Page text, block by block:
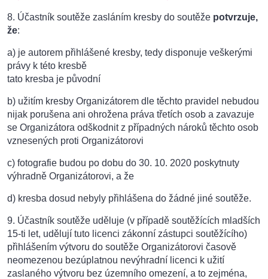
8. Účastník soutěže zasláním kresby do soutěže potvrzuje,
že:
a) je autorem přihlášené kresby, tedy disponuje veškerými
právy k této kresbě
tato kresba je původní
b) užitím kresby Organizátorem dle těchto pravidel nebudou
nijak porušena ani ohrožena práva třetích osob a zavazuje
se Organizátora odškodnit z případných nároků těchto osob
vznesených proti Organizátorovi
c) fotografie budou po dobu do 30. 10. 2020 poskytnuty
výhradně Organizátorovi, a že
d) kresba dosud nebyly přihlášena do žádné jiné soutěže.
9. Účastník soutěže uděluje (v případě soutěžících mladších
15-ti let, udělují tuto licenci zákonní zástupci soutěžícího)
přihlášením výtvoru do soutěže Organizátorovi časově
neomezenou bezúplatnou nevýhradní licenci k užití
zaslaného výtvoru bez územního omezení, a to zejména,